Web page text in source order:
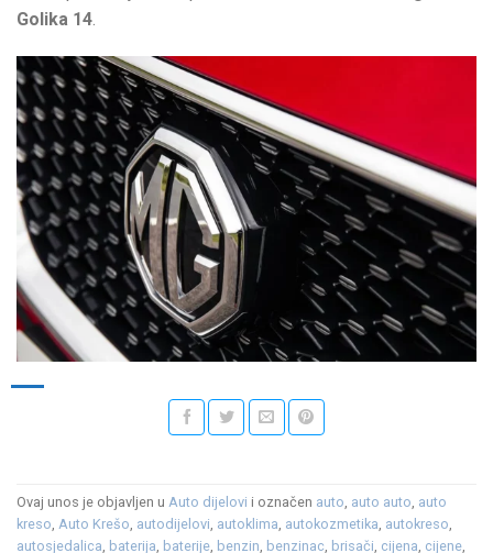
Golika 14
Ovaj unos je objavljen u Auto dijelovi i označen auto, auto auto, auto
kreso, Auto Krešo, autodijelovi, autoklima, autokozmetika, autokreso,
autosjedalica, baterija, baterije, benzin, benzinac, brisači, cijena, cijene,